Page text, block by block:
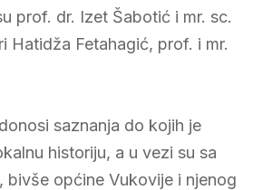
prof. dr. Izet Šabotić i mr. sc.
Hatidža Fetahagić, prof. i mr.
saznanja do kojih je
historiju, a u vezi su sa
bivše općine Vukovije i njenog